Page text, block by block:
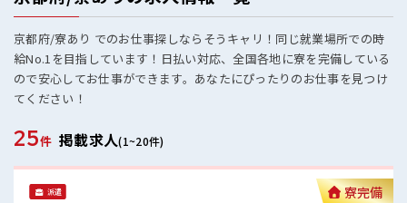
京都府/寮あり でのお仕事探しならそうキャリ！同じ就業場所での時
給No.1を目指しています！日払い対応、全国各地に寮を完備している
ので安心してお仕事ができます。あなたにぴったりのお仕事を見つけ
てください！
25件 掲載求人(1~20件)
派遣 寮完備